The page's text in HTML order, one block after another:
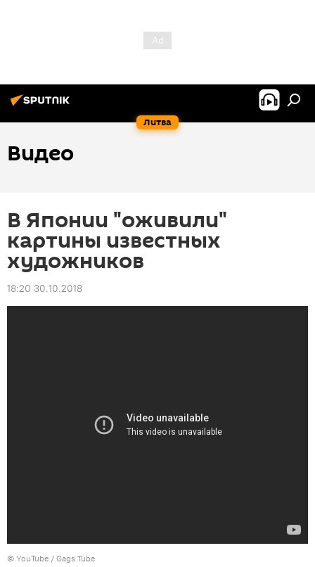
Литва
Видео
В Японии "оживили"
картины известных
художников
18:20 30.10.2018
© YouTube / Gags Tube